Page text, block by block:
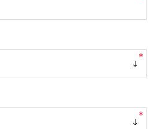
*
*